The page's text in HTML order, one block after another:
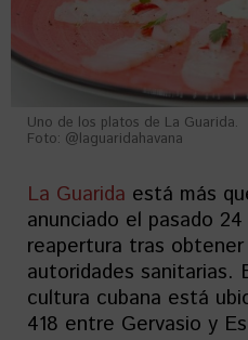
Uno de los platos de La Guarida.
Foto: @laguaridahavana
La Guarida está más
anunciado el pasado
reapertura tras
autoridades
cultura cubana está
418 entre Gervasio y